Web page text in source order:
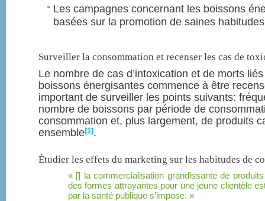
Les campagnes concernant les boissons
basées sur la promotion de saines
Surveiller la consommation et recenser les cas de
Le nombre de cas d’intoxication et de morts
boissons énergisantes commence à être
important de surveiller les points suivants:
nombre de boissons par période de
consommation et, plus largement, de produits
ensemble[1].
Étudier les effets du marketing sur les habitudes de
[] la commercialisation grandissante de
des formes attrayantes pour une jeune clientèle
par la santé publique s’impose.